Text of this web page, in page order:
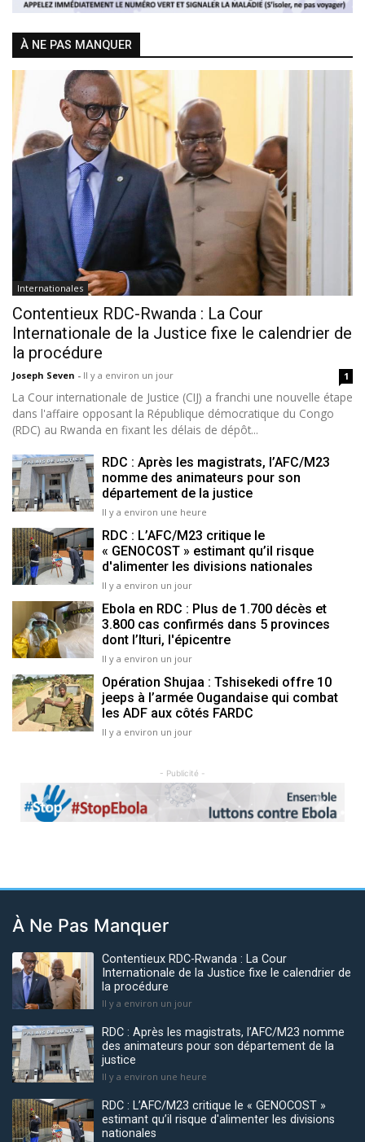
À NE PAS MANQUER
Internationales
Contentieux RDC-Rwanda : La Cour
Internationale de la Justice fixe le calendrier de
la procédure
Joseph Seven - Il y a environ un jour 1
La Cour internationale de Justice (CIJ) a franchi une nouvelle étape
dans l'affaire opposant la République démocratique du Congo
(RDC) au Rwanda en fixant les délais de dépôt...
RDC : Après les magistrats, l’AFC/M23
nomme des animateurs pour son
département de la justice
Il y a environ une heure
RDC : L’AFC/M23 critique le
« GENOCOST » estimant qu’il risque
d'alimenter les divisions nationales
Il y a environ un jour
Ebola en RDC : Plus de 1.700 décès et
3.800 cas confirmés dans 5 provinces
dont l’Ituri, l'épicentre
Il y a environ un jour
Opération Shujaa : Tshisekedi offre 10
jeeps à l’armée Ougandaise qui combat
les ADF aux côtés FARDC
Il y a environ un jour
- Publicité -
Previous Next
À Ne Pas Manquer
Contentieux RDC-Rwanda : La Cour
Internationale de la Justice fixe le calendrier de
la procédure
Il y a environ un jour
RDC : Après les magistrats, l’AFC/M23 nomme
des animateurs pour son département de la
justice
Il y a environ une heure
RDC : L’AFC/M23 critique le « GENOCOST »
estimant qu’il risque d'alimenter les divisions
nationales